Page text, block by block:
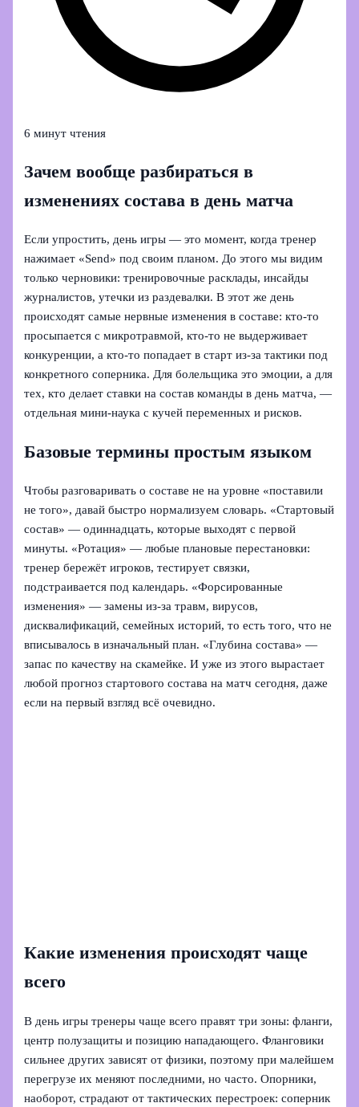
6 минут чтения
Зачем вообще разбираться в
изменениях состава в день матча
Если упростить, день игры — это момент, когда тренер
нажимает «Send» под своим планом. До этого мы видим
только черновики: тренировочные расклады, инсайды
журналистов, утечки из раздевалки. В этот же день
происходят самые нервные изменения в составе: кто-то
просыпается с микротравмой, кто-то не выдерживает
конкуренции, а кто-то попадает в старт из‑за тактики под
конкретного соперника. Для болельщика это эмоции, а для
тех, кто делает ставки на состав команды в день матча, —
отдельная мини‑наука с кучей переменных и рисков.
Базовые термины простым языком
Чтобы разговаривать о составе не на уровне «поставили
не того», давай быстро нормализуем словарь. «Стартовый
состав» — одиннадцать, которые выходят с первой
минуты. «Ротация» — любые плановые перестановки:
тренер бережёт игроков, тестирует связки,
подстраивается под календарь. «Форсированные
изменения» — замены из‑за травм, вирусов,
дисквалификаций, семейных историй, то есть того, что не
вписывалось в изначальный план. «Глубина состава» —
запас по качеству на скамейке. И уже из этого вырастает
любой прогноз стартового состава на матч сегодня, даже
если на первый взгляд всё очевидно.
Какие изменения происходят чаще
всего
В день игры тренеры чаще всего правят три зоны: фланги,
центр полузащиты и позицию нападающего. Фланговики
сильнее других зависят от физики, поэтому при малейшем
перегрузе их меняют последними, но часто. Опорники,
наоборот, страдают от тактических перестроек: соперник